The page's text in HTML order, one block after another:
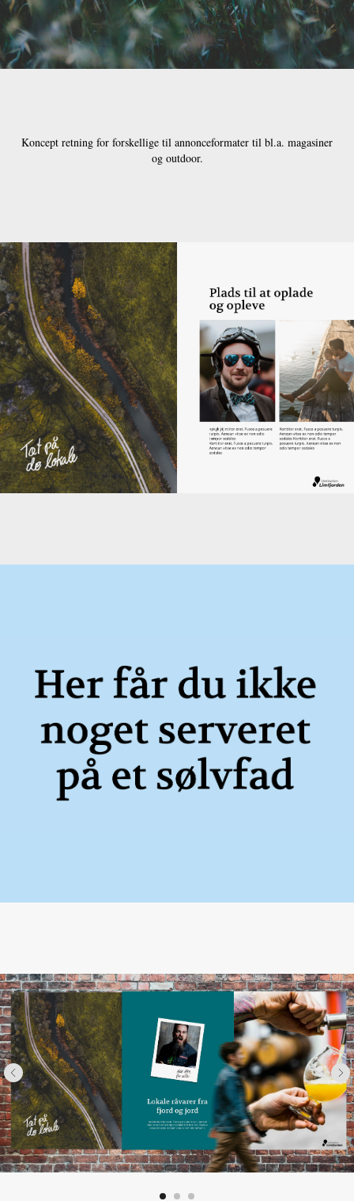
Koncept retning for forskellige til annonceformater til bl.a. magasiner
og outdoor.